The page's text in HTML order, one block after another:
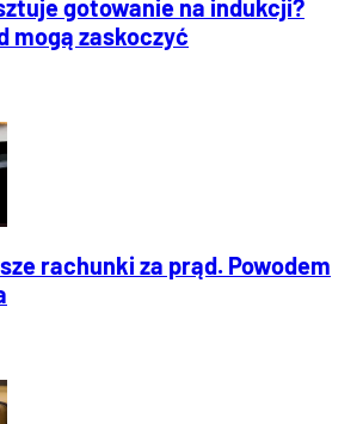
gotowanie na indukcji?
mogą zaskoczyć
rachunki za prąd. Powodem